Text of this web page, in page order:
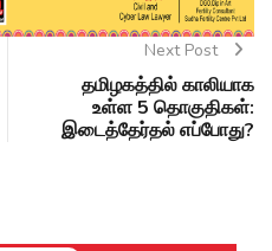
Next Post
தமிழகத்தில் காலியாக
உள்ள 5 தொகுதிகள்:
இடைத்தேர்தல் எப்போது?